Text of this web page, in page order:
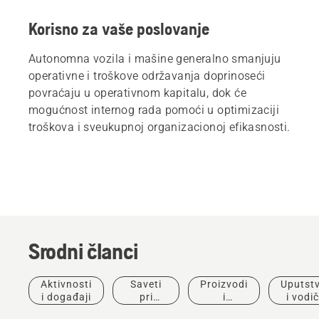
Korisno za vaše poslovanje
Autonomna vozila i mašine generalno smanjuju
operativne i troškove održavanja doprinoseći
povraćaju u operativnom kapitalu, dok će
mogućnost internog rada pomoći u optimizaciji
troškova i sveukupnoj organizacionoj efikasnosti.
Srodni članci
Aktivnosti
i događaji
Saveti
pri
Proizvodi
i
i
Proizvodi
i inovacije